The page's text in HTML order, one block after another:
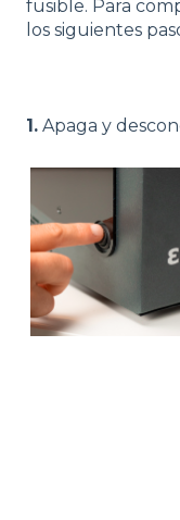
fusible. Para
los siguientes
1. Apaga y